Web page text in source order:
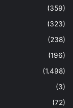
(359)
(323)
(238)
(196)
(1.498)
(3)
(72)